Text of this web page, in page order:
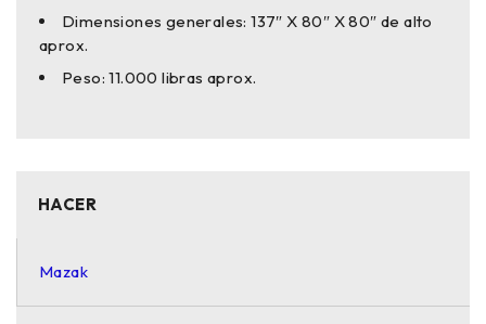
Dimensiones generales: 137″ X 80″ X 80″ de alto
aprox.
Peso: 11.000 libras aprox.
HACER
Mazak